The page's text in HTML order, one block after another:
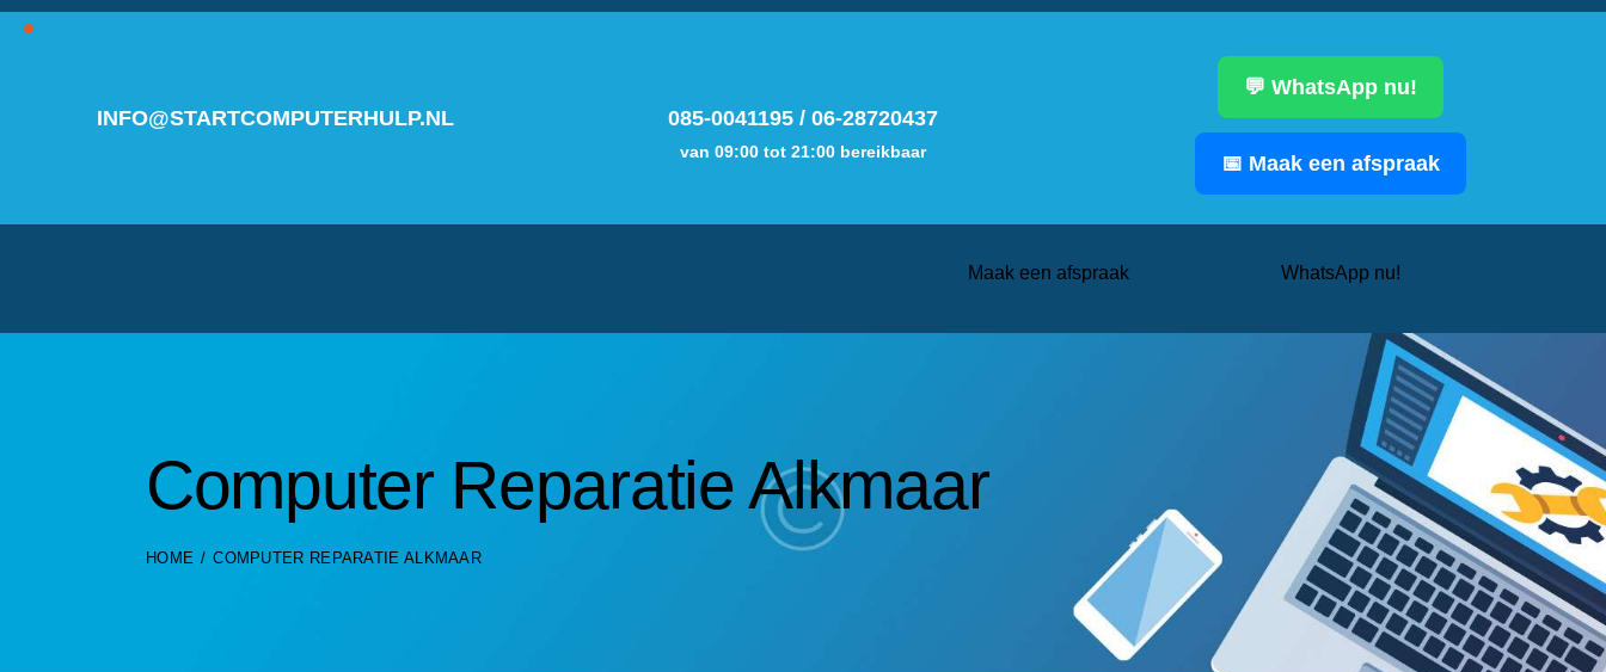
INFO@STARTCOMPUTERHULP.NL 085-0041195/ 06-28720437
van 09:00 tot 21:00 bereikbaar
💬 WhatsApp nu!
📅 Maak een afspraak
Maak een afspraak WhatsApp nu!
Computer Reparatie Alkmaar
HOME COMPUTER REPARATIE ALKMAAR